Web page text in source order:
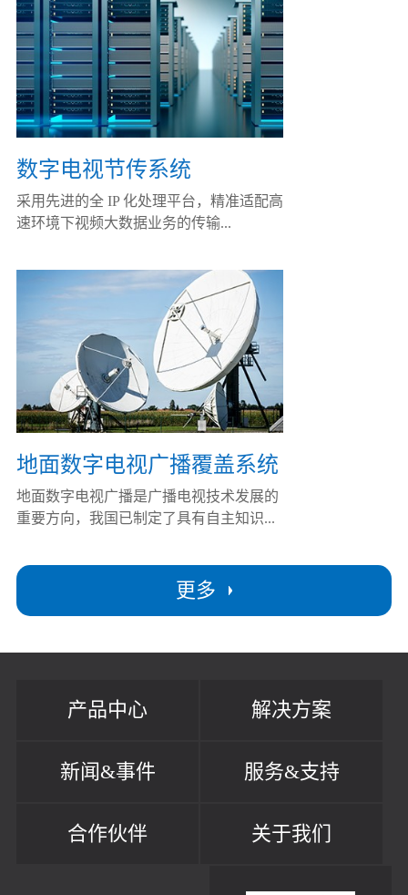
更多
数字电视节传系统
采用先进的全 IP 化处理平台，精准适配高
速环境下视频大数据业务的传输...
地面数字电视广播覆盖系统
地面数字电视广播是广播电视技术发展的
重要方向，我国已制定了具有自主知识...
产品中心 解决方案
新闻&事件 服务&支持
合作伙伴 关于我们